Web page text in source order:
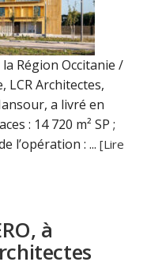
Région Occitanie /
LCR Architectes,
a livré en
: 14 720 m² SP ;
l’opération : ...[Lire
à